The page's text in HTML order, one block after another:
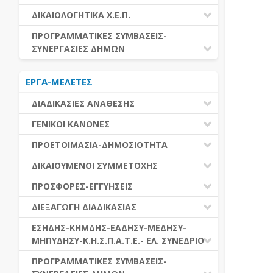
ΕΚΤΕΛΕΣΗ ΥΠΗΡΕΣΙΩΝ
ΕΚΤΕΛΕΣΗ ΠΡΟΜΗΘΕΙΩΝ
ΕΑΑΔΗΣΥ
ΕΑΔΗΣΥ
ΕΛ.ΣΥΝΕΔΡΙΟ
ΕΣΗΔΗΣ
ΔΙΚΑΙΟΛΟΓΗΤΙΚΑ Χ.Ε.Π.
ΔΙΚΑΙΟΛΟΓΗΤΙΚΑ Χ.Ε.Π.
ΠΡΟΓΡΑΜΜΑΤΙΚΕΣ ΣΥΜΒΑΣΕΙΣ-
ΣΥΝΕΡΓΑΣΙΕΣ ΔΗΜΩΝ
ΔΙΕΘΝΕΣ ΚΑΙ ΕΥΡΩΠΑΙΚΟ ΕΠΙΠΕΔΟ
ΠΡΟΓΡΑΜΜΑΤΙΚΕΣ ΣΥΜΒΑΣΕΙΣ
ΕΡΓΑ-ΜΕΛΕΤΕΣ
ΔΙΑΔΙΚΑΣΙΕΣ ΑΝΑΘΕΣΗΣ
ΔΙΑΔΙΚΑΣΙΕΣ ΑΝΑΘΕΣΗΣ
ΣΥΓΚΕΝΤΡΩΤΙΚΕΣ ΔΙΑΔΙΚΑΣΙΕΣ
ΑΝΑΘΕΣΗΣ
ΠΙΝΑΚΕΣ ΔΗΜΟΣΝΕΤ
ΓΕΝΙΚΟΙ ΚΑΝΟΝΕΣ
ΠΕΔΙΟ ΕΦΑΡΜΟΓΗΣ-ΕΝΑΡΞΗ ΙΣΧΥΟΣ
ΗΛΕΚΤΡΟΝΙΚΑ ΜΕΣΑ
ΓΕΝΙΚΕΣ ΑΡΧΕΣ ΚΑΙ ΚΑΝΟΝΕΣ
ΑΞΙΑ ΣΥΜΒΑΣΗΣ
ΕΙΔΗ ΣΥΜΒΑΣΕΩΝ
ΔΙΑΦΟΡΑ
ΠΡΟΕΤΟΙΜΑΣΙΑ-ΔΗΜΟΣΙΟΤΗΤΑ
ΓΝΩΜΟΔΟΤΙΚΑ ΟΡΓΑΝΑ-ΕΠΙΤΡΟΠΕΣ
ΠΡΟΕΤΟΙΜΑΣΙΑ
ΕΓΓΡΑΦΑ ΤΗΣ ΣΥΜΒΑΣΗΣ
ΔΗΜΟΣΙΕΥΣΕΙΣ
ΕΝΑΡΞΗ-ΠΡΟΘΕΣΜΙΕΣ
ΔΙΚΑΙΟΥΜΕΝΟΙ ΣΥΜΜΕΤΟΧΗΣ
ΔΙΚΑΙΟΥΜΕΝΟΙ ΣΥΜΜΕΤΟΧΗΣ
ΚΡΙΤΗΡΙΑ ΕΠΙΛΟΓΗΣ
ΛΟΓΟΙ ΑΠΟΚΛΕΙΣΜΟΥ
ΔΙΚΑΙΟΛΟΓΗΤΙΚΑ ΛΟΓΩΝ
ΑΠΟΚΛΕΙΣΜΟΥ & ΚΡΙΤΗΡΙΩΝ
ΕΠΙΛΟΓΗΣ
ΕΕΕΣ
ΠΡΟΣΦΟΡΕΣ-ΕΓΓΥΗΣΕΙΣ
ΕΓΓΥΗΣΕΙΣ
ΠΡΟΣΦΟΡΕΣ
ΔΙΕΞΑΓΩΓΗ ΔΙΑΔΙΚΑΣΙΑΣ
ΑΞΙΟΛΟΓΗΣΗ ΚΑΙ ΑΝΑΘΕΣΗ
ΑΠΟΤΕΛΕΣΜΑ ΔΙΑΔΙΚΑΣΙΑΣ
ΠΡΟΣΦΥΓΕΣ-ΕΝΣΤΑΣΕΙΣ
ΕΣΗΔΗΣ-ΚΗΜΔΗΣ-ΕΑΔΗΣΥ-ΜΕΔΗΣΥ-
ΜΗΠΥΔΗΣΥ-Κ.Η.Σ.Π.Α.Τ.Ε.- ΕΛ. ΣΥΝΕΔΡΙΟ
ΕΑΑΔΗΣΥ
ΠΡΟΓΡΑΜΜΑΤΙΚΕΣ ΣΥΜΒΑΣΕΙΣ-